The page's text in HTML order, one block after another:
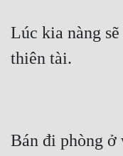
Lúc kia nàng
thiên tài.
Bán đi phòng ở